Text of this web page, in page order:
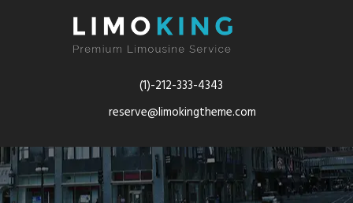
(1)-212-333-4343
reserve@limokingtheme.com